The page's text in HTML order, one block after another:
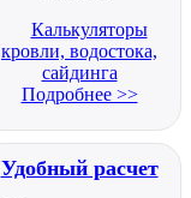
Подробнее >>
Удобный расчет